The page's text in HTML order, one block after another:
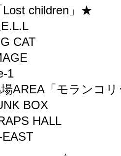
children」★
CAT
1
AREA「モランコ
BOX
HALL